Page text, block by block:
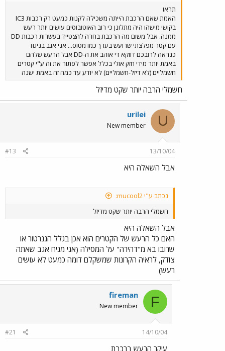
תראו
האמת שאם הרכבת הייתה משכילה לקנות כמעט רק רכבות IC3
בקושי מישהו היה מתלונן כי רוב האוטובוסים עושים יותר רעש
ממנה. אבל משום מה הרכבת בחרה להצטייד בעשרות רכבות DD
עם קטר מפלצתי שרועש בערך כמו מטוס... אני אגב בניגוד
כנראה לרובכם דווקא די אוהב את ה-DD אבל הרעש שלהם
באמת יותר מידי חזק אולי בכלל אפשר לפתור את זה ע"י קטרים
חשמליים (לא דיזל-חשמליים) לא יודע עד כמה זה באמת ישנה
חשמלי הרבה יותר שקט מדיזל
U
urilei
New member
13/10/04
#13
אבל השאלה היא
נכתב ע"י mucool2:
חשמלי הרבה יותר שקט מדיזל
אבל השאלה היא
האם כל הרעש של הקטרים הוא אכן בגלל הגנרטור או
שרובו בא מ"דהירה" על המסילה (אני מניח אגב שאתה
צודק, לראיה הקרונות שמשקלם דומה כמעט לא עושים
רעש)
F
fireman
New member
14/10/04
#21
עיקר הרעש ברכבת